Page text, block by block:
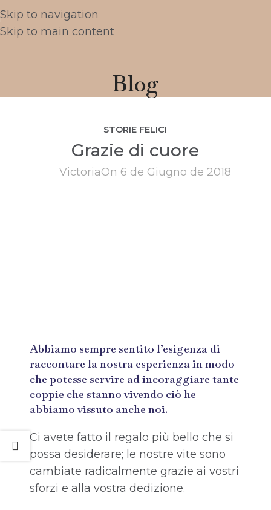
Skip to navigation
Skip to main content
Blog
STORIE FELICI
Grazie di cuore
VictoriaOn 6 de Giugno de 2018
Abbiamo sempre sentito l’esigenza di
raccontare la nostra esperienza in modo
che potesse servire ad incoraggiare tante
coppie che stanno vivendo ciò he
abbiamo vissuto anche noi.
Ci avete fatto il regalo più bello che si
possa desiderare; le nostre vite sono
cambiate radicalmente grazie ai vostri
sforzi e alla vostra dedizione.